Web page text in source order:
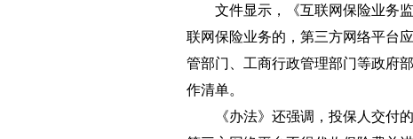
文件显示，《互联网保险业务监
联网保险业务的，第三方网络平台
管部门、工商行政管理部门等政府
作清单。
《办法》还强调，投保人交付的